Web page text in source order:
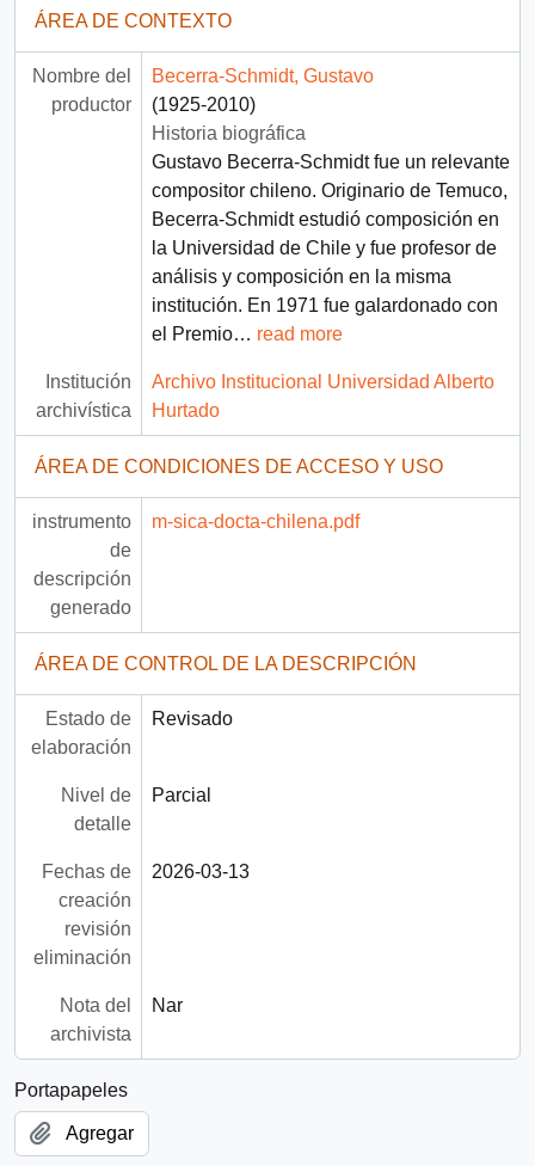
ÁREA DE CONTEXTO
Nombre del
productor
Becerra-Schmidt, Gustavo
(1925-2010)
Historia biográfica
Gustavo Becerra-Schmidt fue un relevante
compositor chileno. Originario de Temuco,
Becerra-Schmidt estudió composición en
la Universidad de Chile y fue profesor de
análisis y composición en la misma
institución. En 1971 fue galardonado con
el Premio… read more
Institución
archivística
Archivo Institucional Universidad Alberto
Hurtado
ÁREA DE CONDICIONES DE ACCESO Y USO
instrumento
de
descripción
generado
m-sica-docta-chilena.pdf
ÁREA DE CONTROL DE LA DESCRIPCIÓN
Estado de
elaboración
Revisado
Nivel de
detalle
Parcial
Fechas de
creación
revisión
eliminación
2026-03-13
Nota del
archivista
Nar
Portapapeles
Agregar